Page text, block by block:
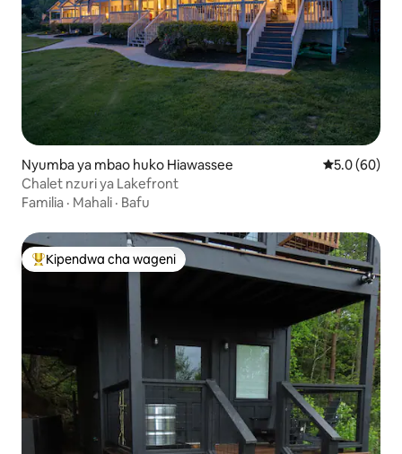
Nyumba ya mbao huko Hiawassee Ukadiriaji
5.0 (60)
Chalet nzuri ya Lakefront
Familia · Mahali · Bafu
Kipendwa maarufu cha wageni
Kipendwa cha wageni